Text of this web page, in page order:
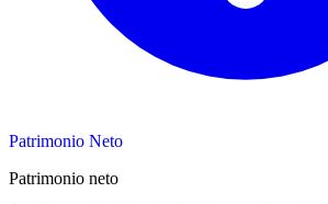
Patrimonio Neto
Patrimonio neto